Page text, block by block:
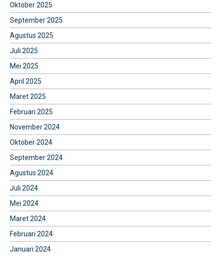
Oktober 2025
September 2025
Agustus 2025
Juli 2025
Mei 2025
April 2025
Maret 2025
Februari 2025
November 2024
Oktober 2024
September 2024
Agustus 2024
Juli 2024
Mei 2024
Maret 2024
Februari 2024
Januari 2024